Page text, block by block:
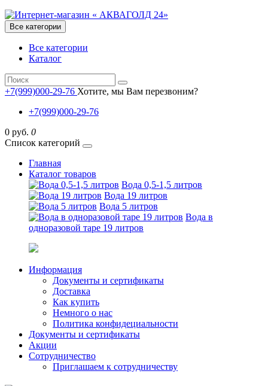
Все категории
Все категории
Каталог
+7(999)000-29-76 Хотите, мы Вам перезвоним?
+7(999)000-29-76
0 руб. 0
Список категорий
Главная
Каталог товаров
Вода 0,5-1,5 литров
Вода 19 литров
Вода 5 литров
Вода в
одноразовой таре 19 литров
Информация
Документы и сертификаты
Доставка
Как купить
Немного о нас
Политика конфидециальности
Документы и сертификаты
Акции
Сотрудничество
Приглашаем к сотрудничеству